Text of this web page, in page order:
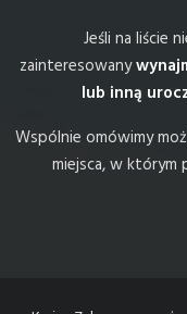
Jeśli na liście
zainteresowany
lub inną
Wspólnie omówimy
miejsca, w którym